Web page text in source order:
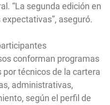
“La segunda edición en
aseguró.
conforman programas
técnicos de la cartera
administrativas,
según el perfil de